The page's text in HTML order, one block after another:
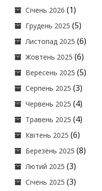
Січень 2026 (1)
Грудень 2025 (5)
Листопад 2025 (6)
Жовтень 2025 (6)
Вересень 2025 (5)
Серпень 2025 (3)
Червень 2025 (4)
Травень 2025 (4)
Квітень 2025 (6)
Березень 2025 (8)
Лютий 2025 (3)
Січень 2025 (3)